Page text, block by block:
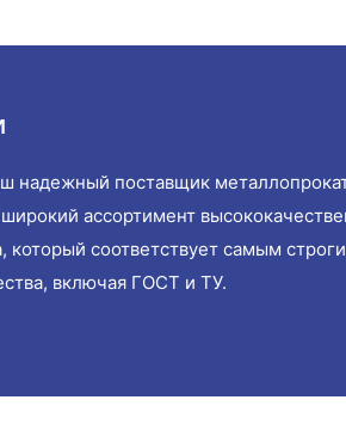
надежный поставщик
ассортимент
который соответствует самым
включая ГОСТ и ТУ.